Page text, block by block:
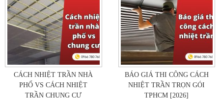
CÁCH NHIỆT TRẦN NHÀ
PHỐ VS CÁCH NHIỆT
TRẦN CHUNG CƯ
BÁO GIÁ THI CÔNG CÁCH
NHIỆT TRẦN TRỌN GÓI
TPHCM [2026]